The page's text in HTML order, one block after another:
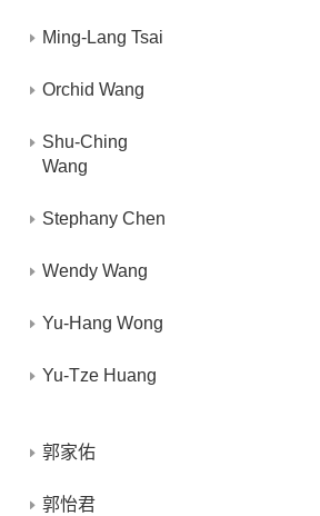
Ming-Lang Tsai
Orchid Wang
Shu-Ching
Wang
Stephany Chen
Wendy Wang
Yu-Hang Wong
Yu-Tze Huang
郭家佑
郭怡君